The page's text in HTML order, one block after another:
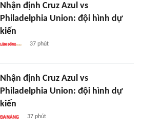
Nhận định Cruz Azul vs
Philadelphia Union: đội hình dự
kiến
37 phút
Nhận định Cruz Azul vs
Philadelphia Union: đội hình dự
kiến
37 phút